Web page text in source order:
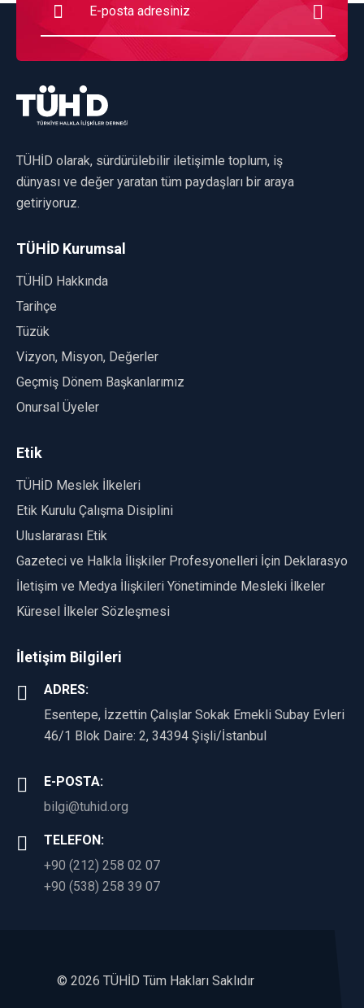
TÜHİD olarak, sürdürülebilir iletişimle toplum, iş
dünyası ve değer yaratan tüm paydaşları bir araya
getiriyoruz.
TÜHİD Kurumsal
TÜHİD Hakkında
Tarihçe
Tüzük
Vizyon, Misyon, Değerler
Geçmiş Dönem Başkanlarımız
Onursal Üyeler
Etik
TÜHİD Meslek İlkeleri
Etik Kurulu Çalışma Disiplini
Uluslararası Etik
Gazeteci ve Halkla İlişkiler Profesyonelleri İçin Deklarasyon
İletişim ve Medya İlişkileri Yönetiminde Mesleki İlkeler
Küresel İlkeler Sözleşmesi
İletişim Bilgileri
ADRES:
Esentepe, İzzettin Çalışlar Sokak Emekli Subay Evleri
46/1 Blok Daire: 2, 34394 Şişli/İstanbul
E-POSTA:
bilgi@tuhid.org
TELEFON:
+90 (212) 258 02 07
+90 (538) 258 39 07
© 2026 TÜHİD Tüm Hakları Saklıdır